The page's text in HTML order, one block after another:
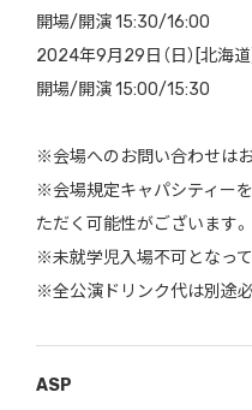
開場/開演 15:30/16:00
2024年9月29日（日）[北海道
開場/開演 15:00/15:30
※会場へのお問い合わせはお
※会場規定キャパシティー
ただく可能性がございます。
※未就学児入場不可となって
※全公演ドリンク代は別途必
ASP